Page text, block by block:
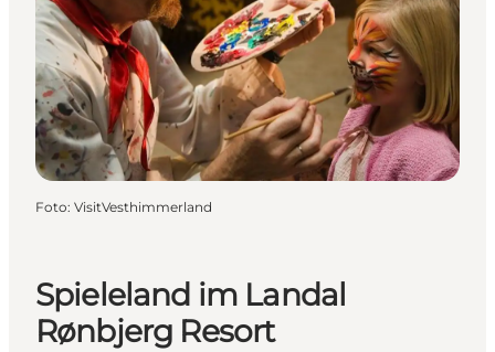
Das passiert
Reiseplanung
Praktische Informationen
Spieleland im Landal
Rønbjerg Resort
Foto: VisitVesthimmerland